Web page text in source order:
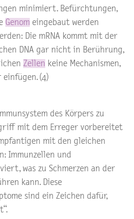
minimiert. Befürchtungen,
Genom eingebaut werden
Die mRNA kommt mit der
DNA gar nicht in Berührung,
Zellen keine Mechanismen,
einfügen. (4)
des Körpers zu
mit dem Erreger vorbereitet
mit den gleichen
Immunzellen und
was zu Schmerzen an der
kann. Diese
sind ein Zeichen dafür,